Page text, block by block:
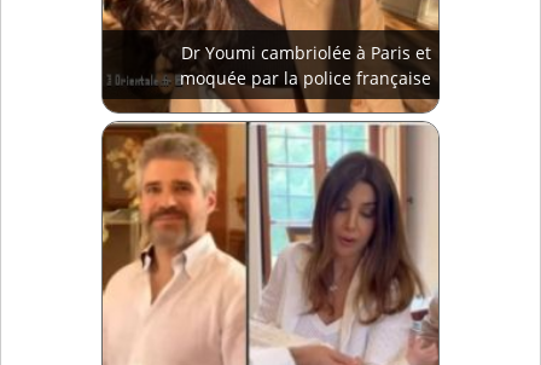
Dr Youmi cambriolée à Paris et
moquée par la police française